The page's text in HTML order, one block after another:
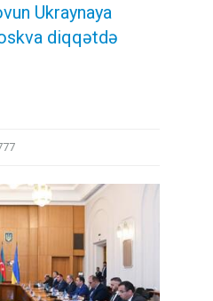
Ukraynaya
diqqətdə